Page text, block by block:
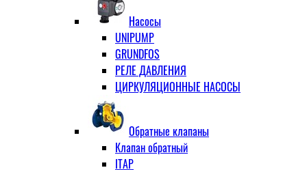
Ниппель прямой
Ниппель-переходник
Переходник ВН
Переходник НВ (футорка)
Сгон
Угловой
Тройник
Насосы
UNIPUMP
GRUNDFOS
РЕЛЕ ДАВЛЕНИЯ
ЦИРКУЛЯЦИОННЫЕ НАСОСЫ
Обратные клапаны
Клапан обратный
ITAP